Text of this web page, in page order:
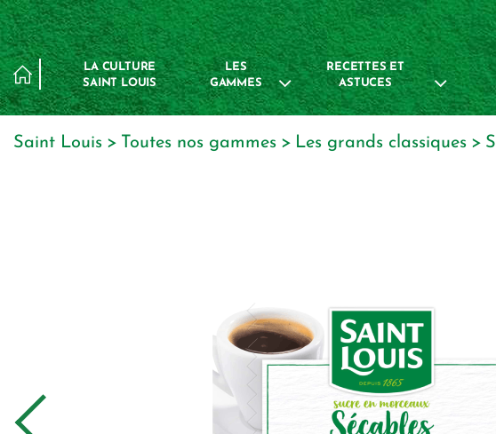
LA CULTURE
SAINT LOUIS
LES
GAMMES
RECETTES ET
ASTUCES
Saint Louis toutes nos gammes les grands classiques
Panneau de gestion des cookies